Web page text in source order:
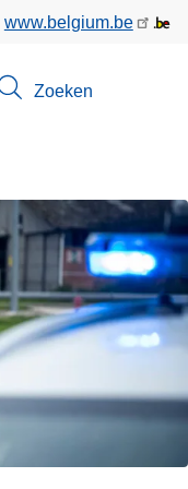
www.belgium.be
Zoeken